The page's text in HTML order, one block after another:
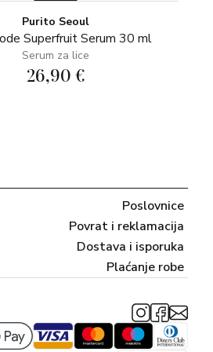
Purito Seoul
Superfruit Serum 30 ml
Serum za lice
26,90 €
Poslovnice
Povrat i reklamacija
Dostava i isporuka
Plaćanje robe